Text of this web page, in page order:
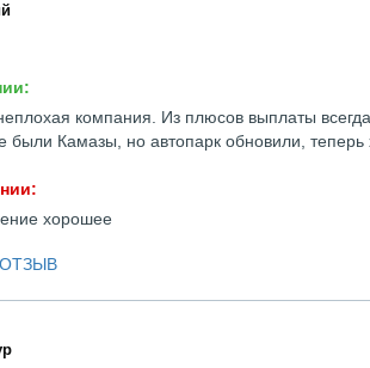
компания. Из плюсов выплаты
были Камазы, но автопарк обновили,
хорошее